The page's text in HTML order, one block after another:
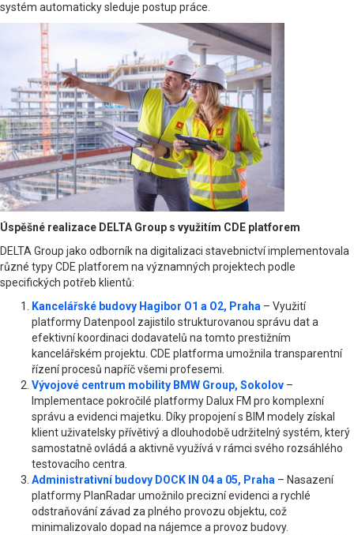
systém automaticky sleduje postup práce.
Úspěšné realizace DELTA Group s využitím CDE platforem
DELTA Group jako odborník na digitalizaci stavebnictví implementovala
různé typy CDE platforem na významných projektech podle
specifických potřeb klientů:
Kancelářské budovy Hagibor O1 a O2, Praha – Využití
platformy Datenpool zajistilo strukturovanou správu dat a
efektivní koordinaci dodavatelů na tomto prestižním
kancelářském projektu. CDE platforma umožnila transparentní
řízení procesů napříč všemi profesemi.
Vývojové centrum mobility BMW Group, Sokolov –
Implementace pokročilé platformy Dalux FM pro komplexní
správu a evidenci majetku. Díky propojení s BIM modely získal
klient uživatelsky přívětivý a dlouhodobě udržitelný systém, který
samostatně ovládá a aktivně využívá v rámci svého rozsáhlého
testovacího centra.
Administrativní budovy DOCK IN 04 a 05, Praha – Nasazení
platformy PlanRadar umožnilo precizní evidenci a rychlé
odstraňování závad za plného provozu objektu, což
minimalizovalo dopad na nájemce a provoz budovy.